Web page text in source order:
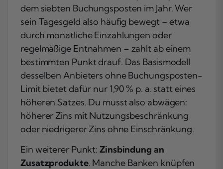
dem siebten Buchungsposten im Jahr. Wer
sein Tagesgeld also häufig bewegt – etwa
durch monatliche Einzahlungen oder
regelmäßige Entnahmen – zahlt ab einem
bestimmten Punkt drauf. Das Basismodell
desselben Anbieters ohne Buchungsposten-
Limit bietet dafür nur 1,90 % p. a. statt eines
höheren Satzes. Du musst also abwägen:
höherer Zins mit Nutzungsbeschränkung
oder niedrigerer Zins ohne Einschränkung.
Ein weiterer Punkt: Zinsbindung an
Zusatzprodukte. Manche Banken knüpfen